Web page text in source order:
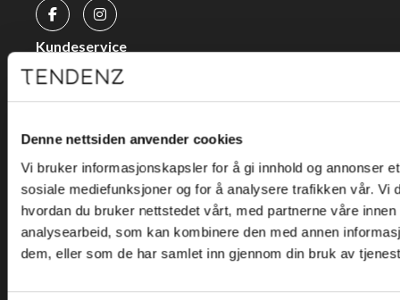
Denne nettsiden anvender cookies
Vi bruker informasjonskapsler for å gi innhold og annonser
sosiale mediefunksjoner og for å analysere trafikken vår. Vi
hvordan du bruker nettstedet vårt, med partnerne våre
analysearbeid, som kan kombinere den med annen
dem, eller som de har samlet inn gjennom din bruk av
Kundeservice
Kjøpsvilkår
Personvern
Holtegata 26, 0355 Oslo
Telefon: +47 22 92 50 00
E-post: kundeservice@tendenz.net
Nyttige lenker
Datablad